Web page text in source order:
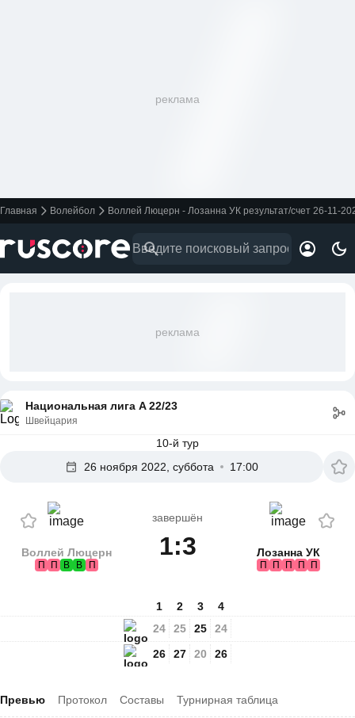
реклама
Главная Волейбол Воллей Люцерн - Лозанна УК результат/счет 26-11-
реклама
Национальная лига A 22/23
Швейцария
10-й тур
26 ноября 2022, суббота
17:00
Воллей Люцерн
П П В В П
завершён
1:3 Лозанна УК
П П П П П
1
24
26
2
25
27
3
25
20
4
24
26
Превью Протокол Составы Турнирная таблица